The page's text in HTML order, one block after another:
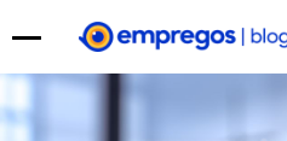
Pular para o conteúdo